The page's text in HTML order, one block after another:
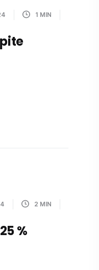
1 MIN
2 MIN
%